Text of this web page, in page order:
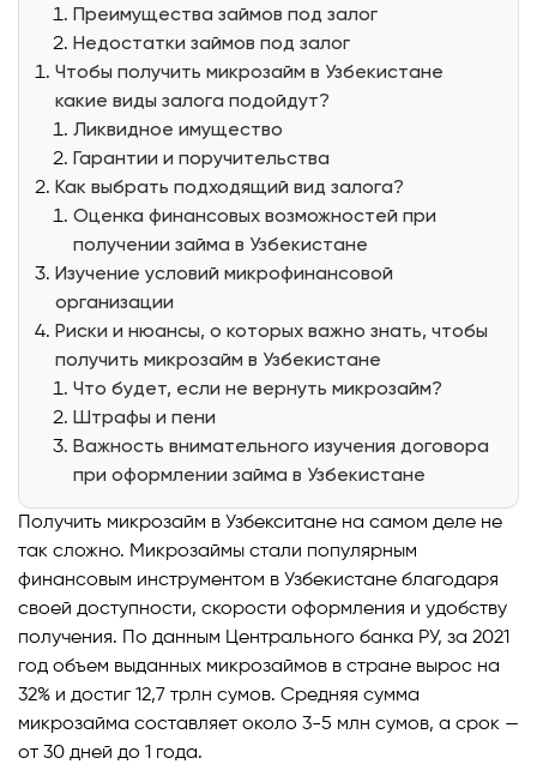
Преимущества займов под залог
Недостатки займов под залог
Чтобы получить микрозайм в Узбекистане
какие виды залога подойдут?
Ликвидное имущество
Гарантии и поручительства
Как выбрать подходящий вид залога?
Оценка финансовых возможностей при
получении займа в Узбекистане
Изучение условий микрофинансовой
организации
Риски и нюансы, о которых важно знать, чтобы
получить микрозайм в Узбекистане
Что будет, если не вернуть микрозайм?
Штрафы и пени
Важность внимательного изучения договора
при оформлении займа в Узбекистане
Получить микрозайм в Узбекситане на самом деле не
так сложно. Микрозаймы стали популярным
финансовым инструментом в Узбекистане благодаря
своей доступности, скорости оформления и удобству
получения. По данным Центрального банка РУ, за 2021
год объем выданных микрозаймов в стране вырос на
32% и достиг 12,7 трлн сумов. Средняя сумма
микрозайма составляет около 3-5 млн сумов, а срок —
от 30 дней до 1 года.